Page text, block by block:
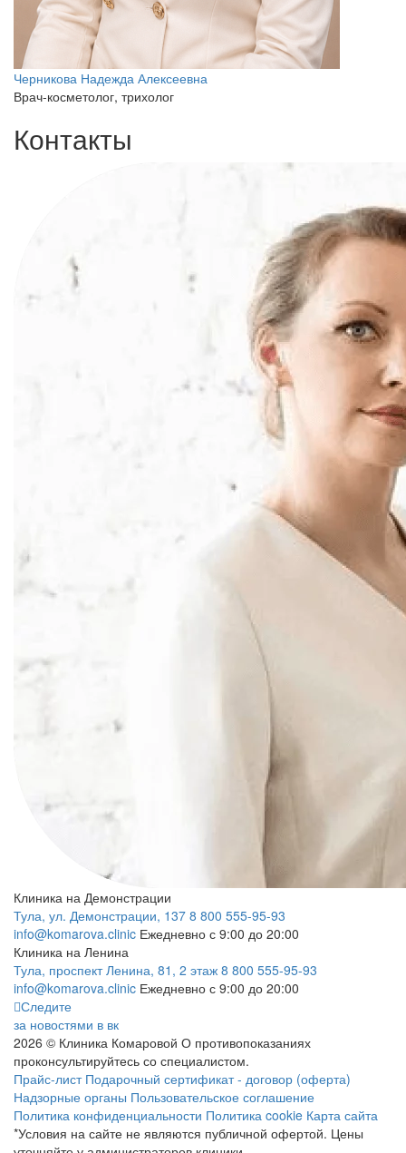
Черникова Надежда Алексеевна
Врач-косметолог, трихолог
Контакты
Клиника на Демонстрации
Тула, ул. Демонстрации, 137 8 800 555-95-93
info@komarova.clinic Ежедневно с 9:00 до 20:00
Клиника на Ленина
Тула, проспект Ленина, 81, 2 этаж 8 800 555-95-93
info@komarova.clinic Ежедневно с 9:00 до 20:00
Следите
за новостями в вк
2026 © Клиника Комаровой О противопоказаниях
проконсультируйтесь со специалистом.
Прайс-лист Подарочный сертификат - договор (оферта)
Надзорные органы Пользовательское соглашение
Политика конфиденциальности Политика cookie Карта сайта
*Условия на сайте не являются публичной офертой. Цены